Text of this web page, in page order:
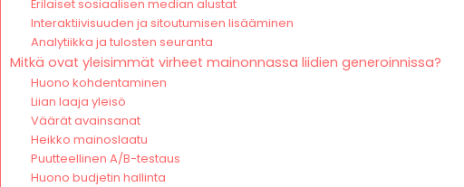
Erilaiset sosiaalisen median alustat
Interaktiivisuuden ja sitoutumisen lisääminen
Analytiikka ja tulosten seuranta
Mitkä ovat yleisimmät virheet mainonnassa liidien generoinnissa?
Huono kohdentaminen
Liian laaja yleisö
Väärät avainsanat
Heikko mainoslaatu
Puutteellinen A/B-testaus
Huono budjetin hallinta